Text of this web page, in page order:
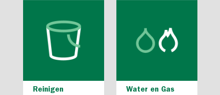
Reinigen Water en Gas